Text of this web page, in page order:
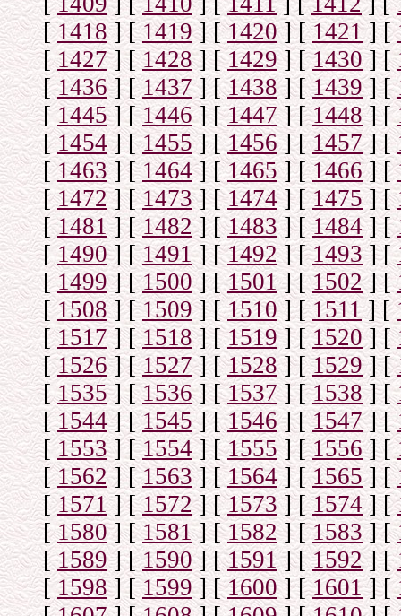
[1418] [1419] [1420] [1421] [
[1427] [1428] [1429] [1430] [
[1436] [1437] [1438] [1439] [
[1445] [1446] [1447] [1448] [
[1454] [1455] [1456] [1457] [
[1463] [1464] [1465] [1466] [
[1472] [1473] [1474] [1475] [
[1481] [1482] [1483] [1484] [
[ 1490] [1491] [1492] [1493] [
[1499] [1500] [1501] [1502] [
[1508] [1509] [1510 ] [1511] [
[1517] [1518] [1519] [1520] [
[1526] [1527] [1528] [1529] [
[1535] [1536] [1537] [1538] [
[1544] [1545] [1546] [1547] [
[1553] [1554] [1555 ] [1556] [
[1562] [1563] [1564] [1565] [
[1571] [1572] [1573] [1574] [
[1580] [1581] [1582] [1583] [
[1589] [1590] [1591] [1592] [
[1598] [1599] [1600] [1601] [